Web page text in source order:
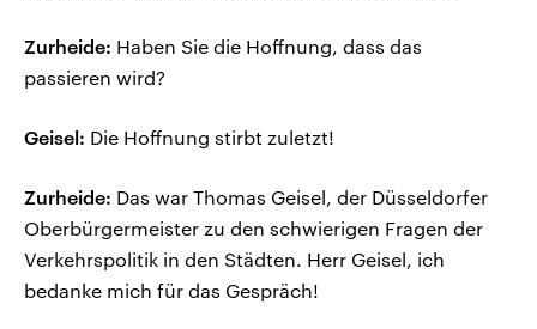
Zurheide: Haben Sie die Hoffnung, dass das
passieren wird?
Geisel: Die Hoffnung stirbt zuletzt!
Zurheide: Das war Thomas Geisel, der Düsseldorfer
Oberbürgermeister zu den schwierigen Fragen der
Verkehrspolitik in den Städten. Herr Geisel, ich
bedanke mich für das Gespräch!